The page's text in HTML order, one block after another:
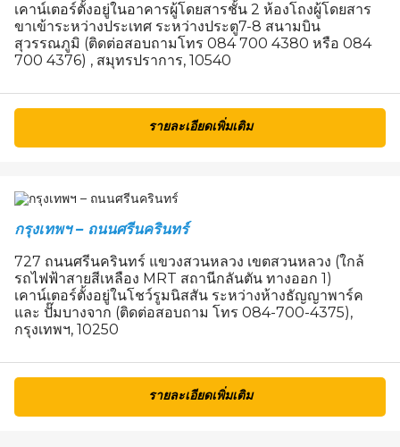
เคาน์เตอร์ตั้งอยู่ในอาคารผู้โดยสารชั้น 2 ห้องโถงผู้โดยสาร
ขาเข้าระหว่างประเทศ ระหว่างประตู7-8 สนามบิน
สุวรรณภูมิ (ติดต่อสอบถามโทร 084 700 4380 หรือ 084
700 4376) , สมุทรปราการ, 10540
รายละเอียดเพิ่มเติม
กรุงเทพฯ – ถนนศรีนครินทร์
727 ถนนศรีนครินทร์ แขวงสวนหลวง เขตสวนหลวง (ใกล้
รถไฟฟ้าสายสีเหลือง MRT สถานีกลันตัน ทางออก 1)
เคาน์เตอร์ตั้งอยู่ในโชว์รูมนิสสัน ระหว่างห้างธัญญาพาร์ค
และ ปั๊มบางจาก (ติดต่อสอบถาม โทร 084-700-4375),
กรุงเทพฯ, 10250
รายละเอียดเพิ่มเติม